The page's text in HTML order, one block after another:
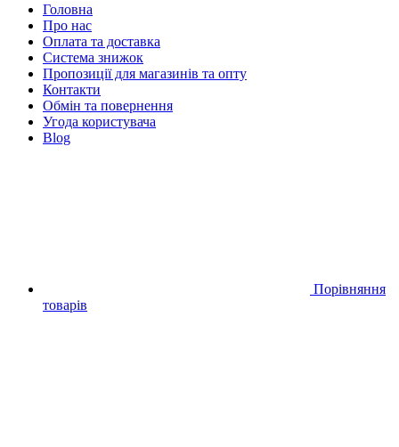
Головна
Про нас
Оплата та доставка
Система знижок
Пропозиції для магазинів та опту
Контакти
Обмін та повернення
Угода користувача
Blog
Порівняння
товарів